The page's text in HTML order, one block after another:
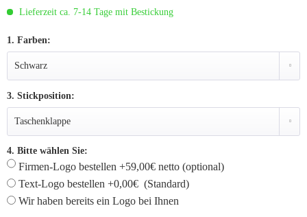
Lieferzeit ca. 7-14 Tage mit Bestickung
1. Farben:
3. Stickposition:
4. Bitte wählen Sie:
Firmen-Logo bestellen +59,00€ netto (optional)
Text-Logo bestellen +0,00€ (Standard)
Wir haben bereits ein Logo bei Ihnen